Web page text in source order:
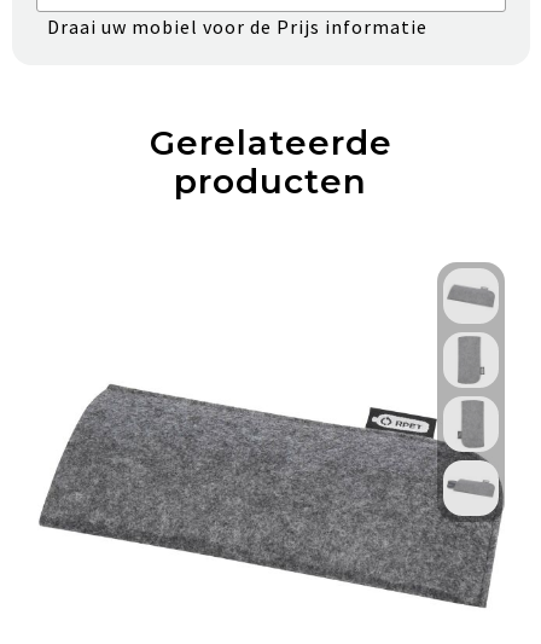
Draai uw mobiel voor de Prijs informatie
Gerelateerde
producten